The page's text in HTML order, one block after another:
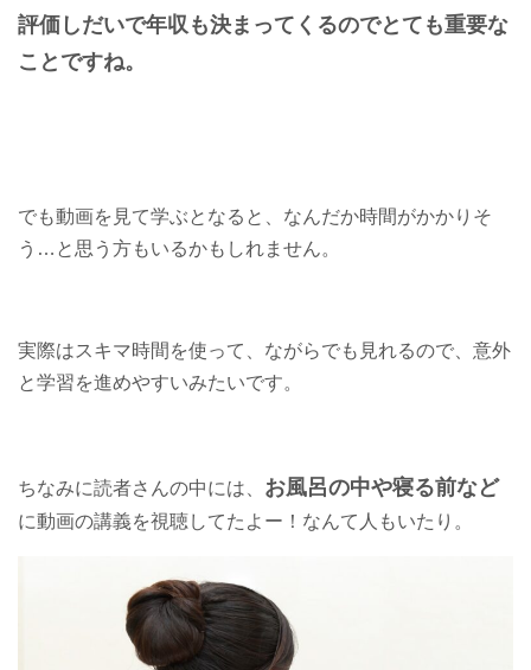
評価しだいで年収も決まってくるのでとても重要な
ことですね。
でも動画を見て学ぶとなると、なんだか時間がかかりそ
う…と思う方もいるかもしれません。
実際はスキマ時間を使って、ながらでも見れるので、意外
と学習を進めやすいみたいです。
ちなみに読者さんの中には、 お風呂の中や寝る前など
に動画の講義を視聴してたよー！なんて人もいたり。